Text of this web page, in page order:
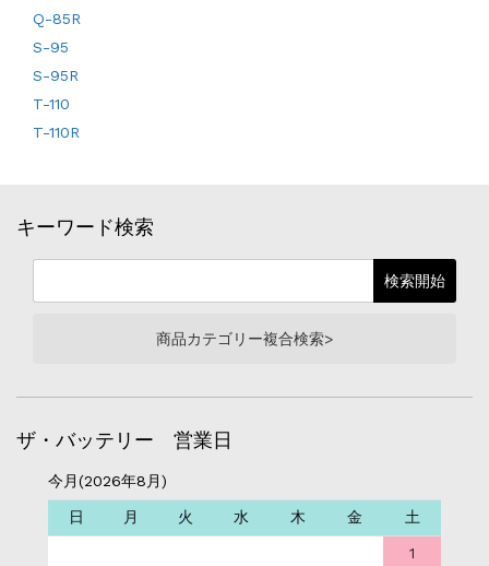
Q-85R
S-95
S-95R
T-110
T-110R
キーワード検索
商品カテゴリー複合検索>
ザ・バッテリー 営業日
今月(2026年8月)
日 月 火 水 木 金 土
1